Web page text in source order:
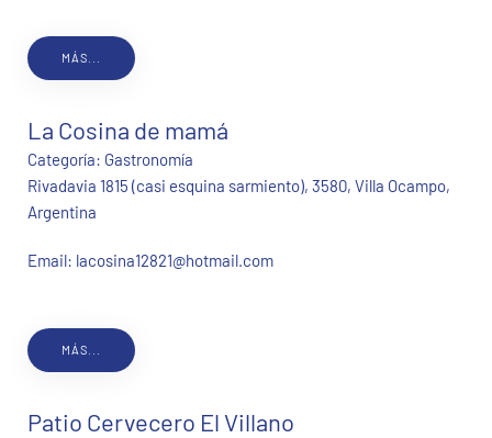
MÁS...
La Cosina de mamá
Categoría: Gastronomía
Rivadavia 1815 (casi esquina sarmiento), 3580, Villa Ocampo,
Argentina
Email: lacosina12821@hotmail.com
MÁS...
Patio Cervecero El Villano